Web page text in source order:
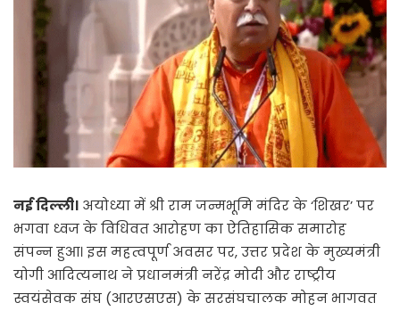
नई दिल्ली। अयोध्या में श्री राम जन्मभूमि मंदिर के ‘शिखर’ पर
भगवा ध्वज के विधिवत आरोहण का ऐतिहासिक समारोह
संपन्न हुआ। इस महत्वपूर्ण अवसर पर, उत्तर प्रदेश के मुख्यमंत्री
योगी आदित्यनाथ ने प्रधानमंत्री नरेंद्र मोदी और राष्ट्रीय
स्वयंसेवक संघ (आरएसएस) के सरसंघचालक मोहन भागवत